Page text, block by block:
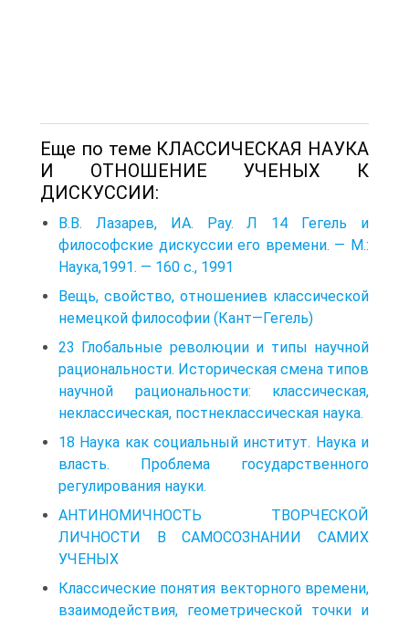
Еще по теме КЛАССИЧЕСКАЯ НАУКА
И ОТНОШЕНИЕ УЧЕНЫХ К
ДИСКУССИИ:
В.В. Лазарев, ИА. Рау. Л 14 Гегель и
философские дискуссии его времени. — М.:
Наука,1991. — 160 с., 1991
Вещь, свойство, отношениев классической
немецкой философии (Кант—Гегель)
23 Глобальные революции и типы научной
рациональности. Историческая смена типов
научной рациональности: классическая,
неклассическая, постнеклассическая наука.
18 Наука как социальный институт. Наука и
власть. Проблема государственного
регулирования науки.
АНТИНОМИЧНОСТЬ ТВОРЧЕСКОЙ
ЛИЧНОСТИ В САМОСОЗНАНИИ САМИХ
УЧЕНЫХ
Классические понятия векторного времени,
взаимодействия, геометрической точки и